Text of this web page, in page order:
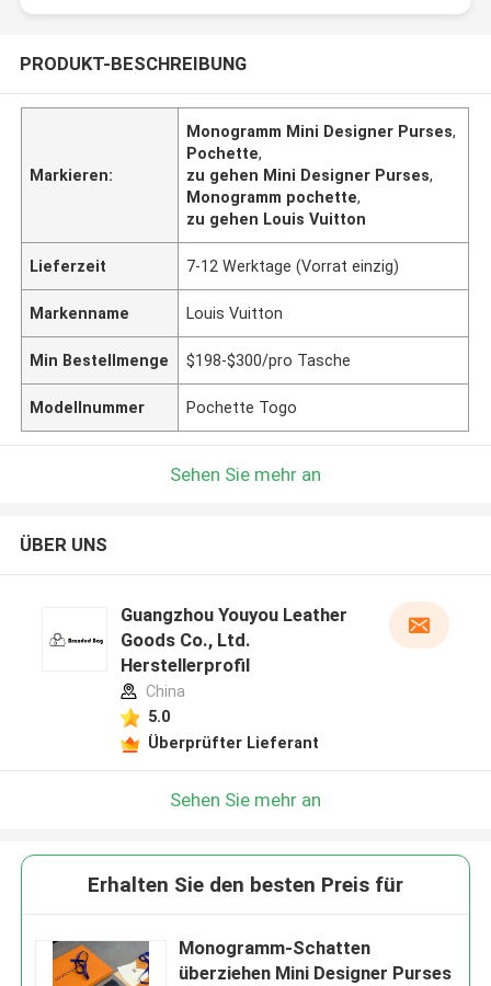
PRODUKT-BESCHREIBUNG
Markieren:
Monogramm Mini Designer Purses,
Pochette,
zu gehen Mini Designer Purses,
Monogramm pochette,
zu gehen Louis Vuitton
Lieferzeit 7-12 Werktage (Vorrat einzig)
Markenname Louis Vuitton
Min Bestellmenge $198-$300/pro Tasche
Modellnummer Pochette Togo
Sehen Sie mehr an
ÜBER UNS
Guangzhou Youyou Leather
Goods Co., Ltd.
Herstellerprofil
China
5.0
Überprüfter Lieferant
Sehen Sie mehr an
Erhalten Sie den besten Preis für
Monogramm-Schatten
überziehen Mini Designer Purses